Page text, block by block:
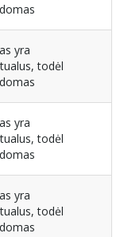
yra
todėl
yra
todėl
yra
todėl